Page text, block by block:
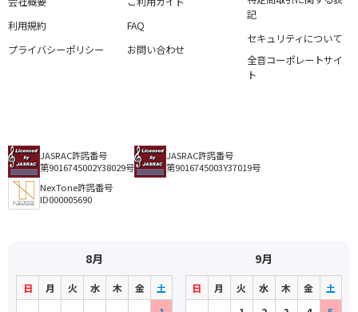
利用規約
プライバシーポリシー
FAQ
お問い合わせ
記
セキュリティについて
全音コーポレートサイ
ト
JASRAC許諾番号
第9016745002Y38029号
JASRAC許諾番号
第9016745003Y37019号
NexTone許諾番号
ID000005690
8月
日 月 火 水 木 金
土
9月
日 月 火 水 木 金
土